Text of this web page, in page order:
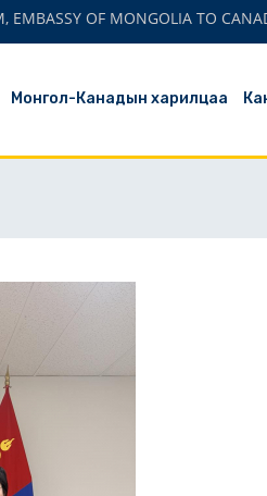
OF MONGOLIA TO
Монгол-Канадын харилцаа